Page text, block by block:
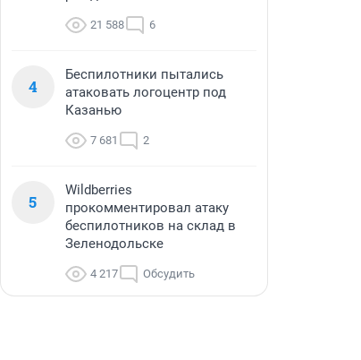
21 588 6
4
Беспилотники пытались
атаковать логоцентр под
Казанью
7 681 2
5
Wildberries
прокомментировал атаку
беспилотников на склад в
Зеленодольске
4 217 Обсудить